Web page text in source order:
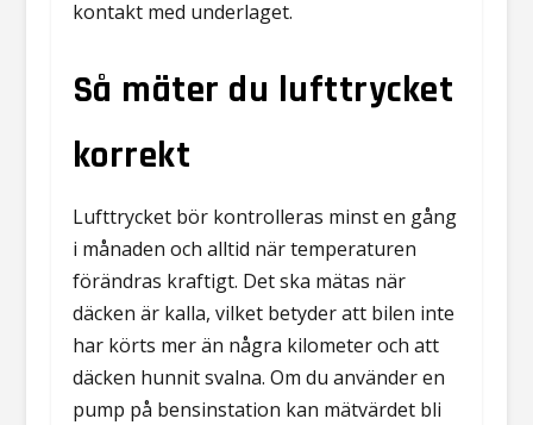
kontakt med underlaget.
Så mäter du lufttrycket
korrekt
Lufttrycket bör kontrolleras minst en gång
i månaden och alltid när temperaturen
förändras kraftigt. Det ska mätas när
däcken är kalla, vilket betyder att bilen inte
har körts mer än några kilometer och att
däcken hunnit svalna. Om du använder en
pump på bensinstation kan mätvärdet bli